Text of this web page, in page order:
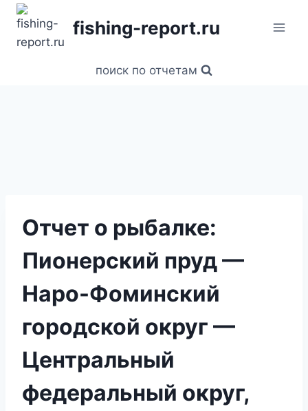
Перейти
содержанию
fishing-report.ru
поиск по отчетам
Отчет о рыбалке:
Пионерский пруд —
Наро-Фоминский
городской округ —
Центральный
федеральный округ,